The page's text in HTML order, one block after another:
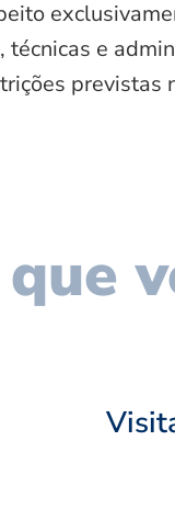
técnicas e
previstas